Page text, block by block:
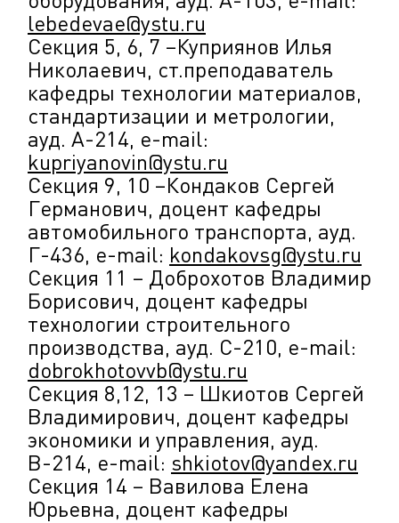
lebedevae@ystu.ru
Секция 5, 6, 7 –Куприянов Илья
Николаевич, ст.преподаватель
кафедры технологии материалов,
стандартизации и метрологии,
ауд. А-214, e-mail:
kupriyanovin@ystu.ru
Секция 9, 10 –Кондаков Сергей
Германович, доцент кафедры
автомобильного транспорта, ауд.
Г-436, e-mail: kondakovsg@ystu.ru
Секция 11 – Доброхотов Владимир
Борисович, доцент кафедры
технологии строительного
производства, ауд. С-210, e-mail:
dobrokhotovvb@ystu.ru
Секция 8,12, 13 – Шкиотов Сергей
Владимирович, доцент кафедры
экономики и управления, ауд.
В-214, e-mail: shkiotov@yandex.ru
Секция 14 – Вавилова Елена
Юрьевна, доцент кафедры